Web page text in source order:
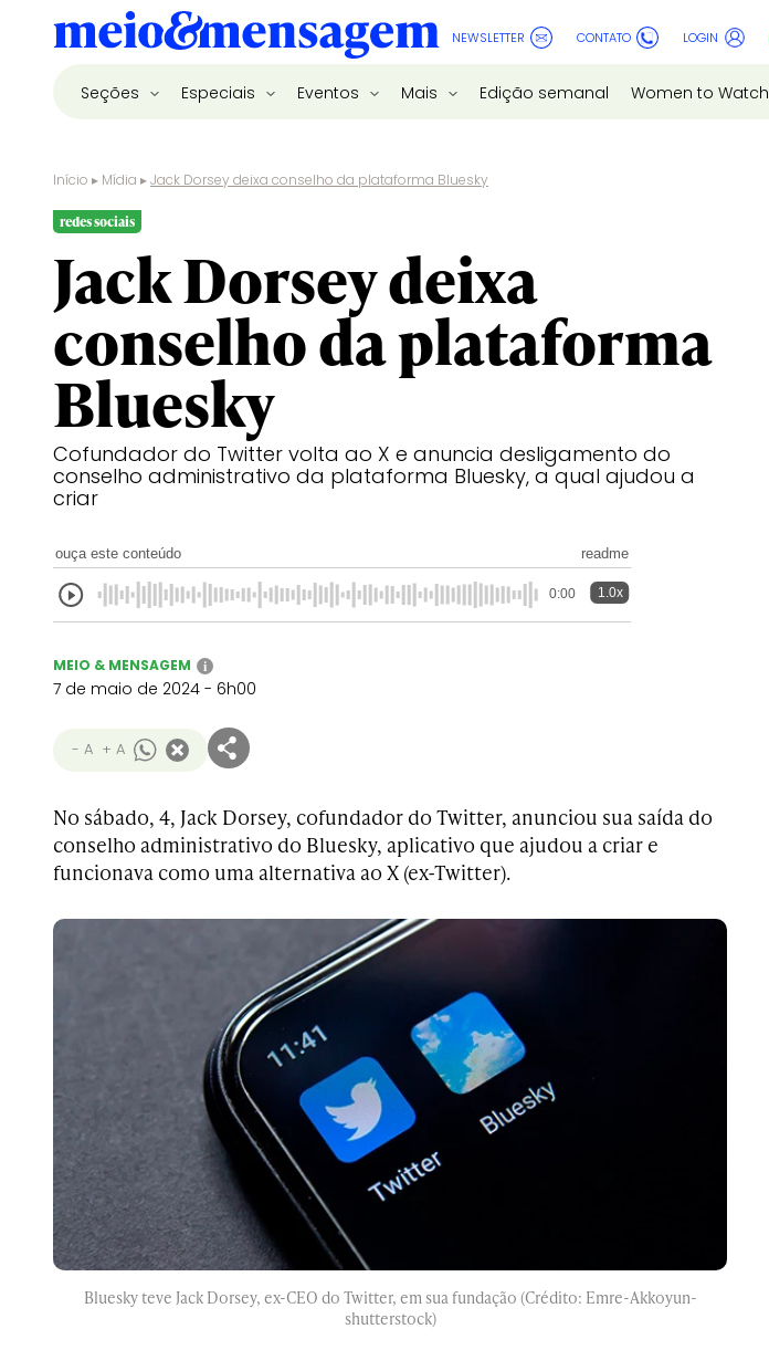
NEWSLETTER CONTATO LOGIN
Seções Especiais Eventos Mais Edição semanal Women to Watch
Início ▸ Mídia ▸Jack Dorsey deixa conselho da plataforma Bluesky
redes sociais
Jack Dorsey deixa
conselho da plataforma
Bluesky
Cofundador do Twitter volta ao X e anuncia desligamento do
conselho administrativo da plataforma Bluesky, a qual ajudou a
criar
ouça este conteúdo readme
0:00 1.0x
MEIO & MENSAGEM i
7 de maio de 2024 - 6h00
- A + A
No sábado, 4, Jack Dorsey, cofundador do Twitter, anunciou sua saída do
conselho administrativo do Bluesky, aplicativo que ajudou a criar e
funcionava como uma alternativa ao X (ex-Twitter).
Bluesky teve Jack Dorsey, ex-CEO do Twitter, em sua fundação (Crédito: Emre-Akkoyun-
shutterstock)